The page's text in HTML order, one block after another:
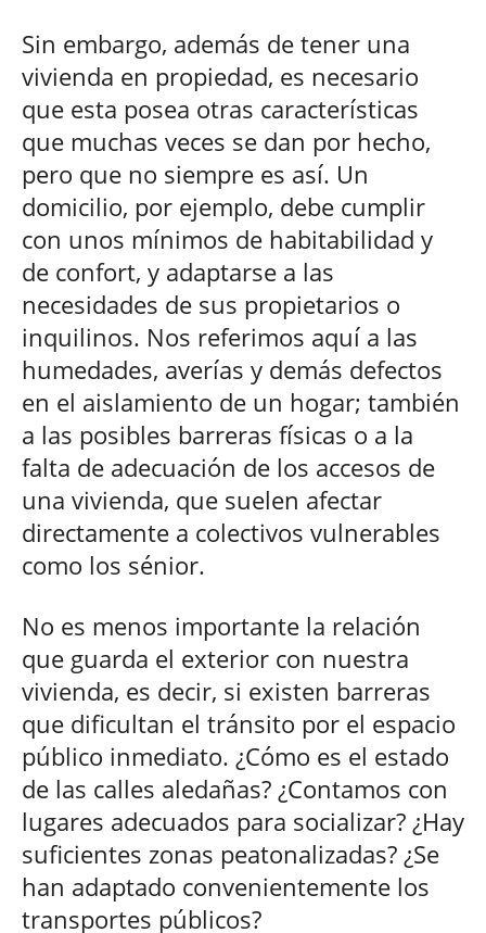
Sin embargo, además de tener una
vivienda en propiedad, es necesario
que esta posea otras características
que muchas veces se dan por hecho,
pero que no siempre es así. Un
domicilio, por ejemplo, debe cumplir
con unos mínimos de habitabilidad y
de confort, y adaptarse a las
necesidades de sus propietarios o
inquilinos. Nos referimos aquí a las
humedades, averías y demás defectos
en el aislamiento de un hogar; también
a las posibles barreras físicas o a la
falta de adecuación de los accesos de
una vivienda, que suelen afectar
directamente a colectivos vulnerables
como los sénior.
No es menos importante la relación
que guarda el exterior con nuestra
vivienda, es decir, si existen barreras
que dificultan el tránsito por el espacio
público inmediato. ¿Cómo es el estado
de las calles aledañas? ¿Contamos con
lugares adecuados para socializar? ¿Hay
suficientes zonas peatonalizadas? ¿Se
han adaptado convenientemente los
transportes públicos?